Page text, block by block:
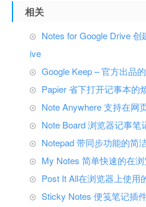
相关
Notes for Google Drive
ive
Google Keep – 官方出品
Papier 省下打开记事本的
Note Anywhere 支持在网
Note Board 浏览器记事笔
Notepad 带同步功能的简
My Notes 简单快速的在
Post It All在浏览器上使用
Sticky Notes 便笺笔记插